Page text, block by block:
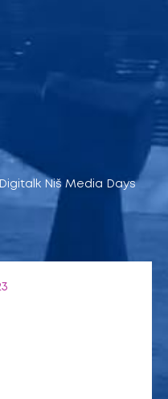
Digitalk Niš Media Days